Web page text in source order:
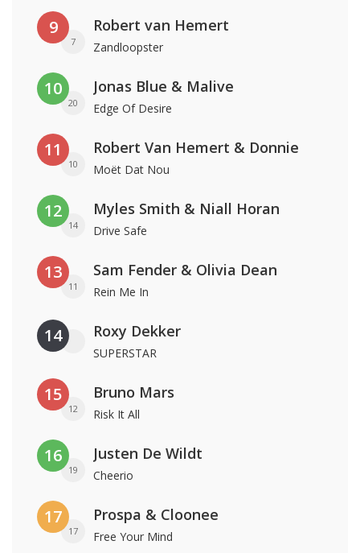
9
7
Robert van Hemert
Zandloopster
10
20
Jonas Blue & Malive
Edge Of Desire
11
10
Robert Van Hemert & Donnie
Moët Dat Nou
12
14
Myles Smith & Niall Horan
Drive Safe
13
11
Sam Fender & Olivia Dean
Rein Me In
14 Roxy Dekker
SUPERSTAR
15
12
Bruno Mars
Risk It All
16
19
Justen De Wildt
Cheerio
17
17
Prospa & Cloonee
Free Your Mind